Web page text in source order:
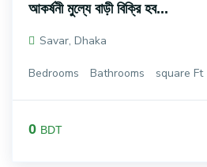
আকর্ষনী মুল্যে বাড়ী বিক্রি হব...
Savar, Dhaka
Bedrooms Bathrooms square Ft
0 BDT